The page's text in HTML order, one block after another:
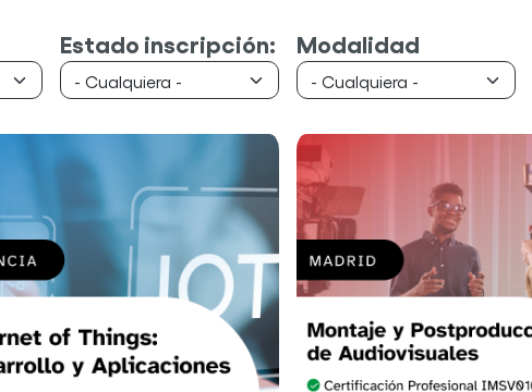
Estado inscripción: Modalidad